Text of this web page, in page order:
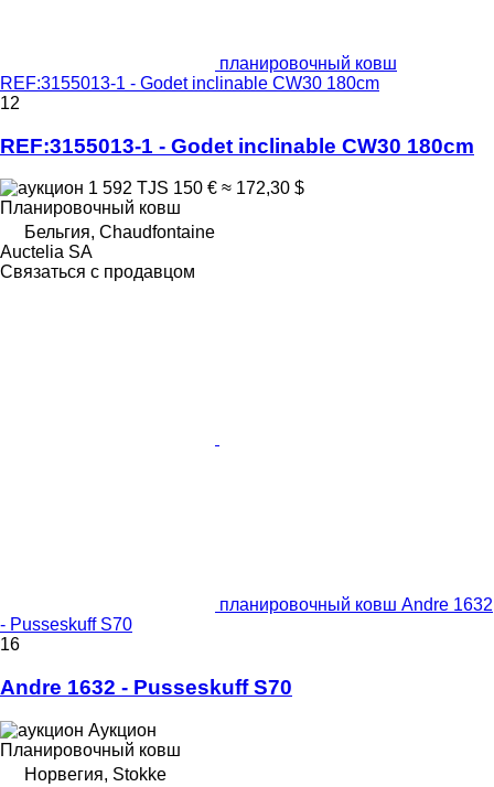
планировочный ковш
REF:3155013-1 - Godet inclinable CW30 180cm
12
REF:3155013-1 - Godet inclinable CW30 180cm
1 592 TJS 150 € ≈ 172,30 $
Планировочный ковш
Бельгия, Chaudfontaine
Auctelia SA
Связаться с продавцом
планировочный ковш Andre 1632
- Pusseskuff S70
16
Andre 1632 - Pusseskuff S70
Аукцион
Планировочный ковш
Норвегия, Stokke